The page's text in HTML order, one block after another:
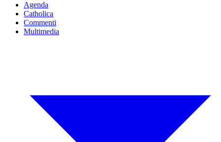
Agenda
Catholica
Commenti
Multimedia